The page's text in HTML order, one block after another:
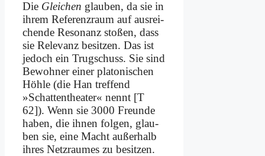
Die Glei­chen glau­ben, da sie in
ih­rem Re­fe­renz­raum auf aus­rei­
chen­de Re­so­nanz sto­ßen, dass
sie Re­le­vanz be­sit­zen. Das ist
je­doch ein Trug­schuss. Sie sind
Be­woh­ner ei­ner pla­to­ni­schen
Höh­le (die Han tref­fend
»Schat­ten­thea­ter« nennt [T
62]). Wenn sie 3000 Freun­de
ha­ben, die ih­nen fol­gen, glau­
ben sie, ei­ne Macht au­ßer­halb
ih­res Netz­rau­mes zu be­sit­zen.